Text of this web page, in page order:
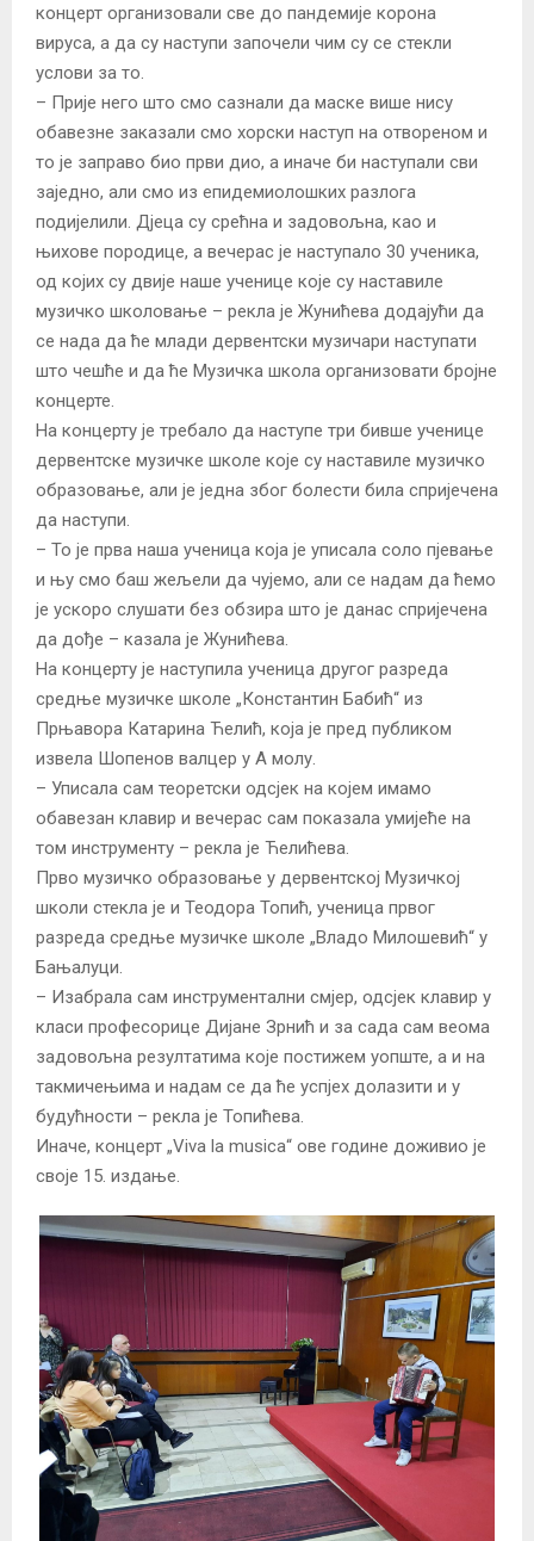
концерт организовали све до пандемије корона
вируса, а да су наступи започели чим су се стекли
услови за то.
– Прије него што смо сазнали да маске више нису
обавезне заказали смо хорски наступ на отвореном и
то је заправо био први дио, а иначе би наступали сви
заједно, али смо из епидемиолошких разлога
подијелили. Дјеца су срећна и задовољна, као и
њихове породице, а вечерас је наступало 30 ученика,
од којих су двије наше ученице које су наставиле
музичко школовање – рекла је Жунићева додајући да
се нада да ће млади дервентски музичари наступати
што чешће и да ће Музичка школа организовати бројне
концерте.
На концерту је требало да наступе три бивше ученице
дервентске музичке школе које су наставиле музичко
образовање, али је једна због болести била спријечена
да наступи.
– То је прва наша ученица која је уписала соло пјевање
и њу смо баш жељели да чујемо, али се надам да ћемо
је ускоро слушати без обзира што је данас спријечена
да дође – казала је Жунићева.
На концерту је наступила ученица другог разреда
средње музичке школе „Константин Бабић“ из
Прњавора Катарина Ћелић, која је пред публиком
извела Шопенов валцер у А молу.
– Уписала сам теоретски одсјек на којем имамо
обавезан клавир и вечерас сам показала умијеће на
том инструменту – рекла је Ћелићева.
Прво музичко образовање у дервентској Музичкој
школи стекла је и Теодора Топић, ученица првог
разреда средње музичке школе „Владо Милошевић“ у
Бањалуци.
– Изабрала сам инструментални смјер, одсјек клавир у
класи професорице Дијане Зрнић и за сада сам веома
задовољна резултатима које постижем уопште, а и на
такмичењима и надам се да ће успјех долазити и у
будућности – рекла је Топићева.
Иначе, концерт „Viva la musica“ ове године доживио је
своје 15. издање.